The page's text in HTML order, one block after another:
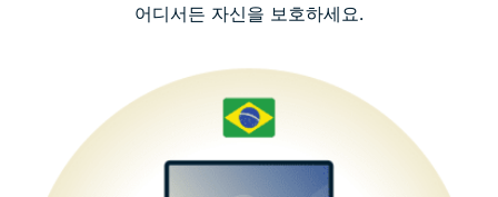
어디서든 자신을 보호하세요.